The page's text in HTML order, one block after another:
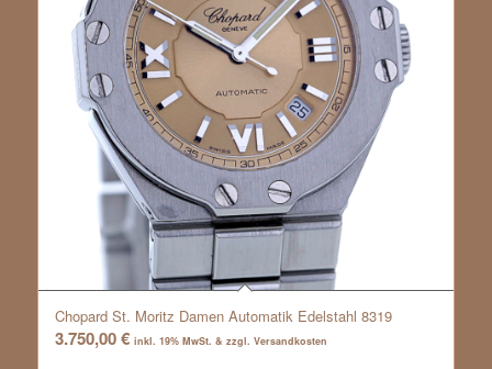
Chopard St. Moritz Damen Automatik Edelstahl 8319
3.750,00€ inkl. 19% MwSt. & zzgl. Versandkosten